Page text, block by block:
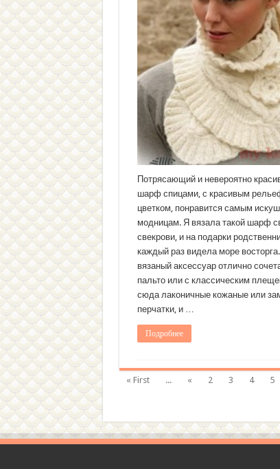
Потрясающий и невероятно
шарф спицами, с красивым
цветком, понравится самым
модницам. Я вязала такой шарф
свекрови, и на подарки
каждый раз видела море
вязаный аксессуар отлично
пальто или с классическим
сюда лаконичные кожаные или
перчатки, и …
Подробнее
« First ... « 2 3 4 5